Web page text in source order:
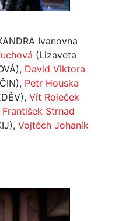
Ivanovna
(Lizaveta
David Viktora
Petr Houska
Vít Roleček
František Strnad
Vojtěch Johaník